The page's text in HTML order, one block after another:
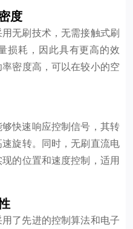
度
无刷技术，无需接触式刷
损耗，因此具有更高的效
密度高，可以在较小的空
快速响应控制信号，其转
旋转。同时，无刷直流电
的位置和速度控制，适用
了先进的控制算法和电子